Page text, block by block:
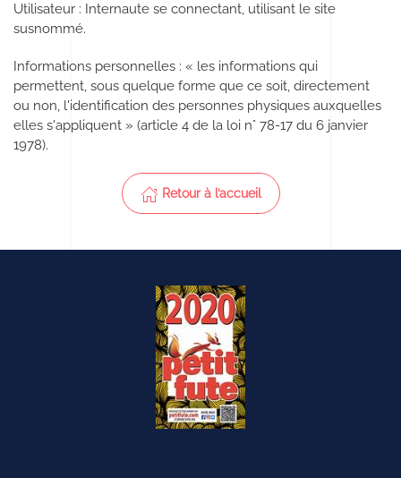
Utilisateur : Internaute se connectant, utilisant le site
susnommé.
Informations personnelles : « les informations qui
permettent, sous quelque forme que ce soit, directement
ou non, l'identification des personnes physiques auxquelles
elles s'appliquent » (article 4 de la loi n° 78-17 du 6 janvier
1978).
Retour à l’accueil